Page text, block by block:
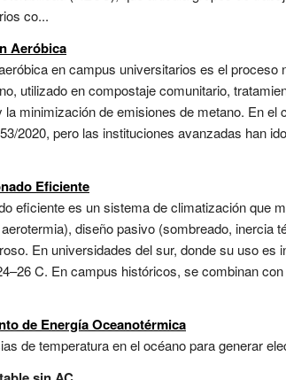
co...
Aeróbica
en campus universitarios es el
utilizado en compostaje comunitario,
minimización de emisiones de metano. En
2020, pero las instituciones avanzadas han
Eficiente
eficiente es un sistema de climatización que
diseño pasivo (sombreado, inercia
En universidades del sur, donde su uso
C. En campus históricos, se combinan
de Energía Oceanotérmica
de temperatura en el océano para generar